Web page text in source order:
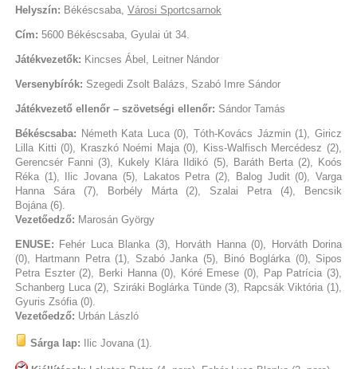
Helyszín: Békéscsaba, Városi Sportcsarnok
Cím: 5600 Békéscsaba, Gyulai út 34.
Játékvezetők: Kincses Ábel, Leitner Nándor
Versenybírók: Szegedi Zsolt Balázs, Szabó Imre Sándor
Játékvezető ellenőr – szövetségi ellenőr: Sándor Tamás
Békéscsaba: Németh Kata Luca (0), Tóth-Kovács Jázmin (1), Giricz
Lilla Kitti (0), Kraszkó Noémi Maja (0), Kiss-Walfisch Mercédesz (2),
Gerencsér Fanni (3), Kukely Klára Ildikó (5), Baráth Berta (2), Koós
Réka (1), Ilic Jovana (5), Lakatos Petra (2), Balog Judit (0), Varga
Hanna Sára (7), Borbély Márta (2), Szalai Petra (4), Bencsik
Bojána (6).
Vezetőedző: Marosán György
ENUSE: Fehér Luca Blanka (3), Horváth Hanna (0), Horváth Dorina
(0), Hartmann Petra (1), Szabó Janka (5), Binó Boglárka (0), Sipos
Petra Eszter (2), Berki Hanna (0), Kóré Emese (0), Pap Patrícia (3),
Schanberg Luca (2), Sziráki Boglárka Tünde (3), Rapcsák Viktória (1),
Gyuris Zsófia (0).
Vezetőedző: Urbán László
Sárga lap: Ilic Jovana (1).